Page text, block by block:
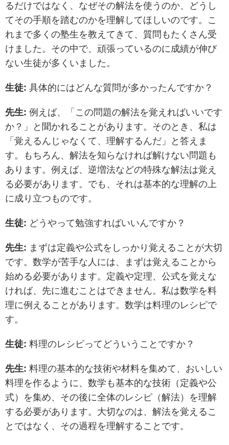
るだけではなく、なぜその解法を使うのか、どうし
てその手順を踏むのかを理解してほしいのです。こ
れまで多くの塾生を教えてきて、質問もたくさん受
けました。その中で、頑張っているのに成績が伸び
ない生徒が多くいました。
生徒: 具体的にはどんな質問が多かったんですか？
先生: 例えば、「この問題の解法を覚えればいいです
か？」と聞かれることがあります。そのとき、私は
「覚えるんじゃなくて、理解するんだ」と答えま
す。もちろん、解法を知らなければ解けない問題も
あります。例えば、逆増法などの特殊な解法は覚え
る必要があります。でも、それは基本的な理解の上
に成り立つものです。
生徒: どうやって勉強すればいいんですか？
先生: まずは定義や公式をしっかり覚えることが大切
です。数学が苦手な人には、まずは覚えることから
始める必要があります。定義や定理、公式を覚えな
ければ、先に進むことはできません。私は数学を料
理に例えることがあります。数学は料理のレシピで
す。
生徒: 料理のレシピってどういうことですか？
先生: 料理の基本的な技術や材料を集めて、おいしい
料理を作るように、数学も基本的な技術（定義や公
式）を集め、その後に全体のレシピ（解法）を理解
する必要があります。大切なのは、解法を覚えるこ
とではなく、その過程を理解することです。